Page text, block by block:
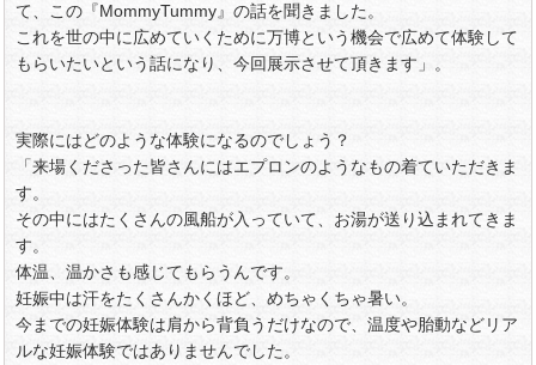
て、この『MommyTummy』の話を聞きました。
これを世の中に広めていくために万博という機会で広めて体験して
もらいたいという話になり、今回展示させて頂きます」。
実際にはどのような体験になるのでしょう？
「来場くださった皆さんにはエプロンのようなもの着ていただきま
す。
その中にはたくさんの風船が入っていて、お湯が送り込まれてきま
す。
体温、温かさも感じてもらうんです。
妊娠中は汗をたくさんかくほど、めちゃくちゃ暑い。
今までの妊娠体験は肩から背負うだけなので、温度や胎動などリア
ルな妊娠体験ではありませんでした。